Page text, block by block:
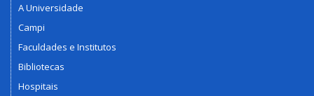
A Universidade
Campi
Faculdades e Institutos
Bibliotecas
Hospitais